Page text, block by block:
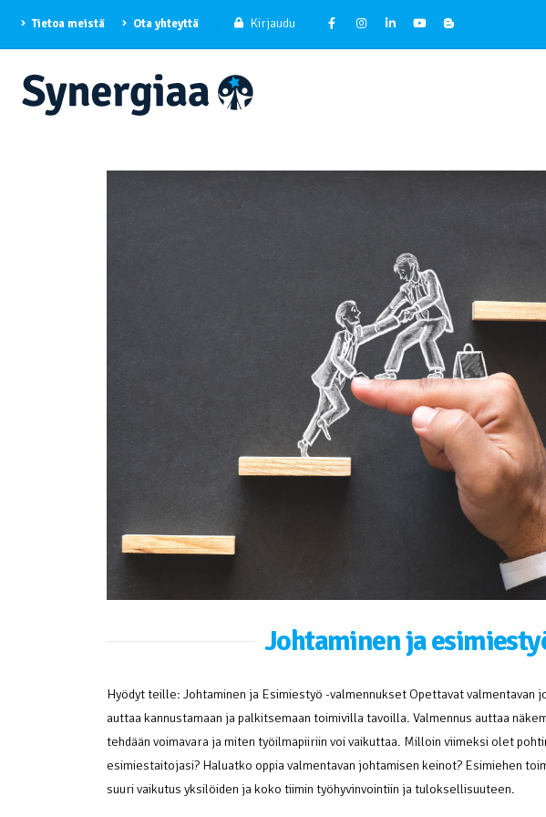
Tietoa meistä Ota yhteyttä Kirjaudu
Johtaminen ja
Hyödyt teille: Johtaminen ja Esimiestyö -valmennukset Opettavat valmentavan
auttaa kannustamaan ja palkitsemaan toimivilla tavoilla. Valmennus auttaa
tehdään voimavara ja miten työilmapiiriin voi vaikuttaa. Milloin viimeksi olet
esimiestaitojasi? Haluatko oppia valmentavan johtamisen keinot? Esimiehen
suuri vaikutus yksilöiden ja koko tiimin työhyvinvointiin ja tuloksellisuuteen.